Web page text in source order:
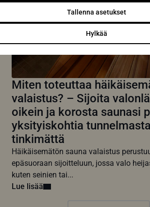
Hylkää
Tallenna asetukset
Miten toteuttaa
valaistus? – Sijoita
oikein ja korosta saunasi
yksityiskohtia tunnelmasta
tinkimättä
Häikäisemätön sauna valaistus
epäsuoraan sijoitteluun, jossa valo
kuten seinien tai...
Lue lisää